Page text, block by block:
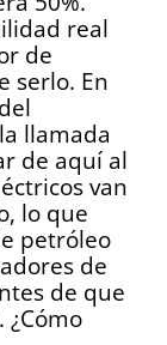
real
de
serlo. En
llamada
de aquí al
van
lo que
petróleo
de
de que